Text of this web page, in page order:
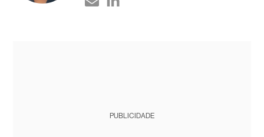
PUBLICIDADE